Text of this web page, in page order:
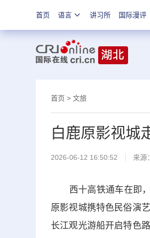
首页 语言 讲习所 国际漫评
首页 > 文旅
白鹿原影视城
2026-06-12 16:50:52 来源
西十高铁通车在即，
原影视城携特色民俗演
长江观光游船开启特色